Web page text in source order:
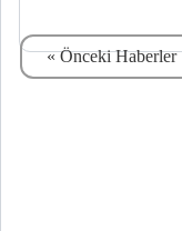
« Önceki Haberler